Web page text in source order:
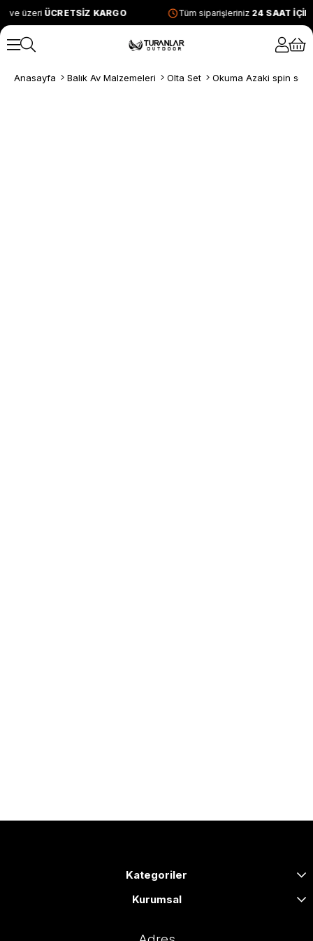
ve üzeriÜCRETSİZ KARGO Tüm siparişleriniz24 SAAT
Anasayfa Balık Av Malzemeleri Olta Set Okuma Azaki spin set
Kategoriler
Kurumsal